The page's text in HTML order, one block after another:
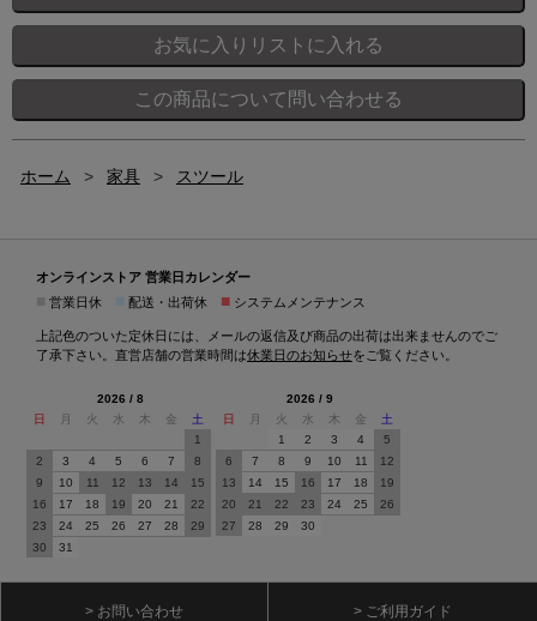
ホーム > 家具 > スツール
オンラインストア 営業日カレンダー
営業日休 配送・出荷休 ■ システムメンテナンス
上記色のついた定休日には、メールの返信及び商品の出荷は出来ませんのでご
了承下さい。直営店舗の営業時間は休業日のお知らせをご覧ください。
2026 / 8
日
月 火 水 木 金
土
1
2
3 4 5 6 7
8
9
10 11 12 13 14
15
16
17 18 19 20 21
22
23
24 25 26 27 28
29
30
31
2026 / 9
日
月 火 水 木 金
土
1
2 3 4
5
6
7 8 9 10 11
12
13
14 15 16 17 18
19
20
21 22 23 24 25
26
27
28 29 30
> お問い合わせ > ご利用ガイド